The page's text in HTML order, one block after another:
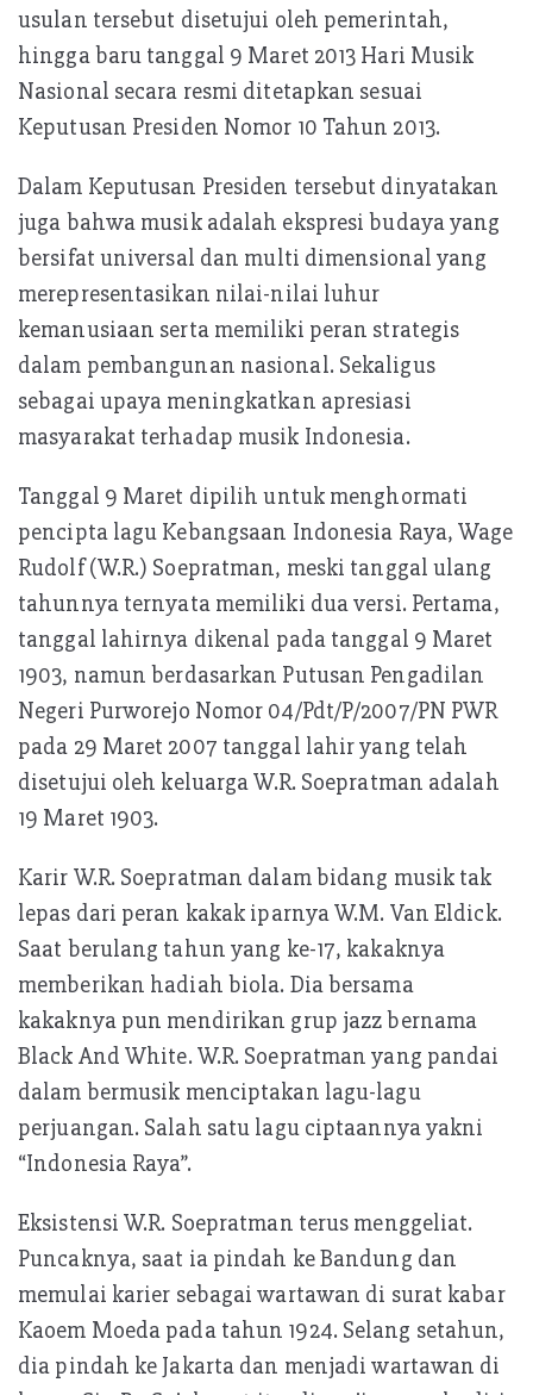
usulan tersebut disetujui oleh pemerintah,
hingga baru tanggal 9 Maret 2013 Hari Musik
Nasional secara resmi ditetapkan sesuai
Keputusan Presiden Nomor 10 Tahun 2013.
Dalam Keputusan Presiden tersebut dinyatakan
juga bahwa musik adalah ekspresi budaya yang
bersifat universal dan multi dimensional yang
merepresentasikan nilai-nilai luhur
kemanusiaan serta memiliki peran strategis
dalam pembangunan nasional. Sekaligus
sebagai upaya meningkatkan apresiasi
masyarakat terhadap musik Indonesia.
Tanggal 9 Maret dipilih untuk menghormati
pencipta lagu Kebangsaan Indonesia Raya, Wage
Rudolf (W.R.) Soepratman, meski tanggal ulang
tahunnya ternyata memiliki dua versi. Pertama,
tanggal lahirnya dikenal pada tanggal 9 Maret
1903, namun berdasarkan Putusan Pengadilan
Negeri Purworejo Nomor 04/Pdt/P/2007/PN PWR
pada 29 Maret 2007 tanggal lahir yang telah
disetujui oleh keluarga W.R. Soepratman adalah
19 Maret 1903.
Karir W.R. Soepratman dalam bidang musik tak
lepas dari peran kakak iparnya W.M. Van Eldick.
Saat berulang tahun yang ke-17, kakaknya
memberikan hadiah biola. Dia bersama
kakaknya pun mendirikan grup jazz bernama
Black And White. W.R. Soepratman yang pandai
dalam bermusik menciptakan lagu-lagu
perjuangan. Salah satu lagu ciptaannya yakni
“Indonesia Raya”.
Eksistensi W.R. Soepratman terus menggeliat.
Puncaknya, saat ia pindah ke Bandung dan
memulai karier sebagai wartawan di surat kabar
Kaoem Moeda pada tahun 1924. Selang setahun,
dia pindah ke Jakarta dan menjadi wartawan di